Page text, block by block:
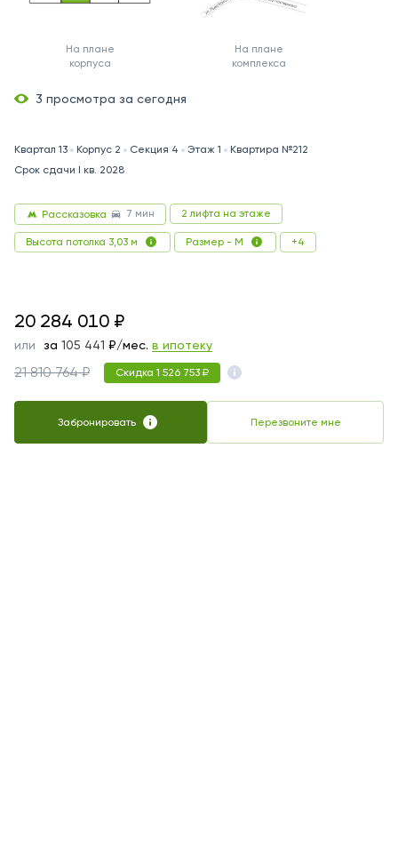
На плане
корпуса
На плане
комплекса
3 просмотра за сегодня
Квартал 13 Корпус 2 Секция 4 Этаж 1
Квартира №212
Срок сдачи I кв. 2028
Рассказовка 7 мин 2 лифта на этаже
Высота потолка 3,03 м Размер - M +4
20284010
20 284 010 ₽
или за 105 441 ₽/мес. в ипотеку
21 810 764 ₽ Скидка 1 526 753 ₽
Забронировать Перезвоните мне